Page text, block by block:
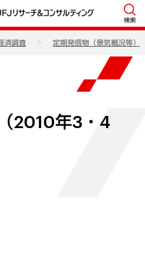
検索
済調査 定期発信物（景気概況等）
2010年3・4